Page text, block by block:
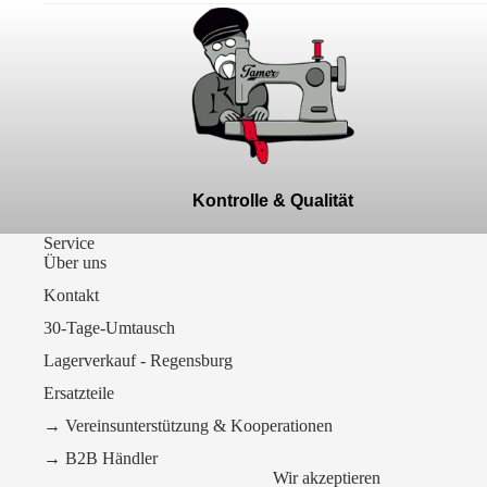
Kontrolle & Qualität
Service
Über uns
Kontakt
30-Tage-Umtausch
Lagerverkauf - Regensburg
Ersatzteile
→ Vereinsunterstützung & Kooperationen
→ B2B Händler
Wir akzeptieren